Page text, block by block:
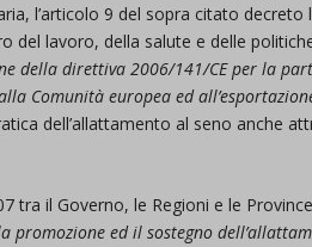
l’articolo 9 del sopra citato decreto
del lavoro, della salute e delle
della direttiva 2006/141/CE per la
Comunità europea ed
dell’allattamento al seno anche
tra il Governo, le Regioni e le
promozione ed il sostegno